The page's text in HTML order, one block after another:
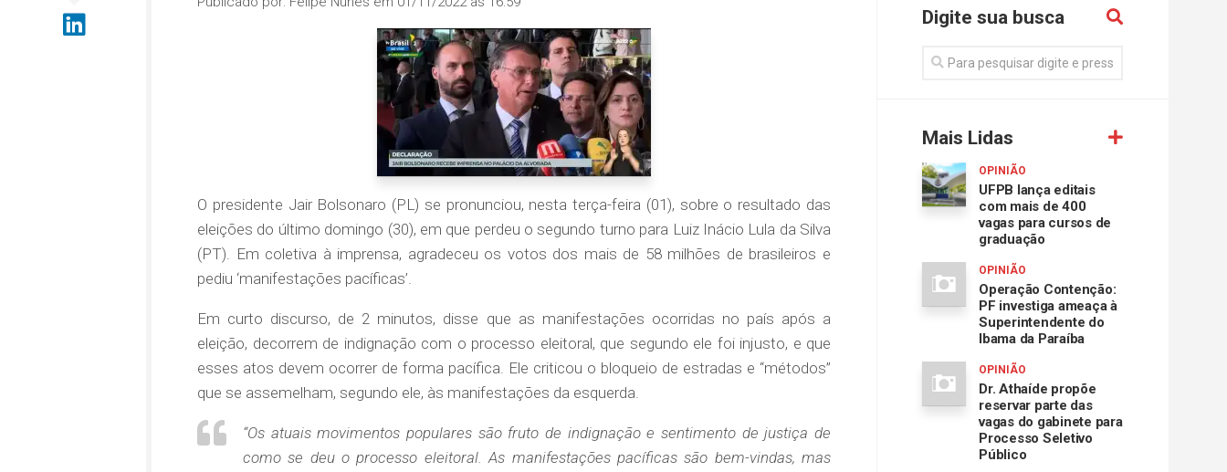
O presidente Jair Bolsonaro (PL) se pronunciou, nesta terça-feira (01), sobre o resultado das
eleições do último domingo (30), em que perdeu o segundo turno para Luiz Inácio Lula da Silva
(PT). Em coletiva à imprensa, agradeceu os votos dos mais de 58 milhões de brasileiros e
pediu ‘manifestações pacíficas’.
Em curto discurso, de 2 minutos, disse que as manifestações ocorridas no país após a
eleição, decorrem de indignação com o processo eleitoral, que segundo ele foi injusto, e que
esses atos devem ocorrer de forma pacífica. Ele criticou o bloqueio de estradas e “métodos”
que se assemelham, segundo ele, às manifestações da esquerda.
“Os atuais movimentos populares são fruto de indignação e sentimento de justiça de
como se deu o processo eleitoral. As manifestações pacíficas são bem-vindas, mas
Digite sua busca
Mais Lidas
OPINIÃO
UFPB lança editais
com mais de 400
vagas para cursos de
graduação
OPINIÃO
Operação Contenção:
PF investiga ameaça à
Superintendente do
Ibama da Paraíba
OPINIÃO
Dr. Athaíde propõe
reservar parte das
vagas do gabinete para
Processo Seletivo
Público